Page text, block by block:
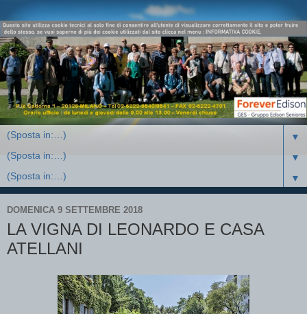
▼
▼
▼
DOMENICA 9 SETTEMBRE 2018
LA VIGNA DI LEONARDO E CASA
ATELLANI